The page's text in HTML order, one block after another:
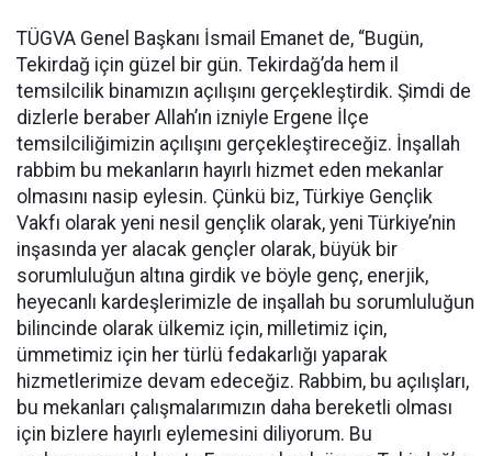
TÜGVA Genel Başkanı İsmail Emanet de, “Bugün,
Tekirdağ için güzel bir gün. Tekirdağ’da hem il
temsilcilik binamızın açılışını gerçekleştirdik. Şimdi de
dizlerle beraber Allah’ın izniyle Ergene İlçe
temsilciliğimizin açılışını gerçekleştireceğiz. İnşallah
rabbim bu mekanların hayırlı hizmet eden mekanlar
olmasını nasip eylesin. Çünkü biz, Türkiye Gençlik
Vakfı olarak yeni nesil gençlik olarak, yeni Türkiye’nin
inşasında yer alacak gençler olarak, büyük bir
sorumluluğun altına girdik ve böyle genç, enerjik,
heyecanlı kardeşlerimizle de inşallah bu sorumluluğun
bilincinde olarak ülkemiz için, milletimiz için,
ümmetimiz için her türlü fedakarlığı yaparak
hizmetlerimize devam edeceğiz. Rabbim, bu açılışları,
bu mekanları çalışmalarımızın daha bereketli olması
için bizlere hayırlı eylemesini diliyorum. Bu